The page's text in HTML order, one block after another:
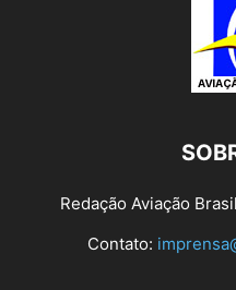
Redação Aviação
Contato: